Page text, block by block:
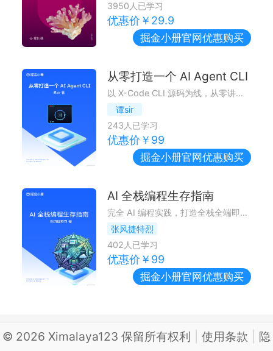
3950 人已学习
优惠价￥ 29.9
掘金小册官网优惠购买
从零打造一个 AI Agent CLI
以 X-Code CLI 源码为线，从零讲透生产级 AI 终端助手——agent loop、工具、UI 渲染、权限、prompt cache、压缩等，逐章对照源码讲设计取舍。
谭sir
243 人已学习
优惠价￥ 99
掘金小册官网优惠购买
AI 全栈编程生存指南
完全 AI 编程实践，打造全栈全端即时通信产品。
张风捷特烈
402 人已学习
优惠价￥ 99
掘金小册官网优惠购买
© 2026 Ximalaya123 保留所有权利 使用条款 隐